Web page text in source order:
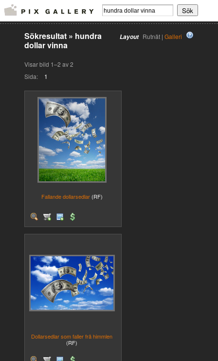
Layout Rutnät | Galleri
Sökresultat » hundra
dollar vinna
Visar bild 1–2 av 2
Sida:
1
Fallande dollarsedlar (RF)
Dollarsedlar som faller frå himmlen
(RF)